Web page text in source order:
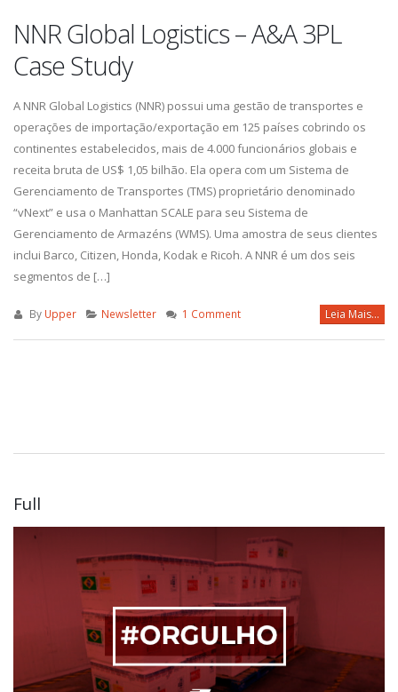
NNR Global Logistics – A&A 3PL
Case Study
A NNR Global Logistics (NNR) possui uma gestão de transportes e
operações de importação/exportação em 125 países cobrindo os
continentes estabelecidos, mais de 4.000 funcionários globais e
receita bruta de US$ 1,05 bilhão. Ela opera com um Sistema de
Gerenciamento de Transportes (TMS) proprietário denominado
“vNext” e usa o Manhattan SCALE para seu Sistema de
Gerenciamento de Armazéns (WMS). Uma amostra de seus clientes
inclui Barco, Citizen, Honda, Kodak e Ricoh. A NNR é um dos seis
segmentos de […]
By Upper Newsletter 1 Comment Leia Mais...
Full